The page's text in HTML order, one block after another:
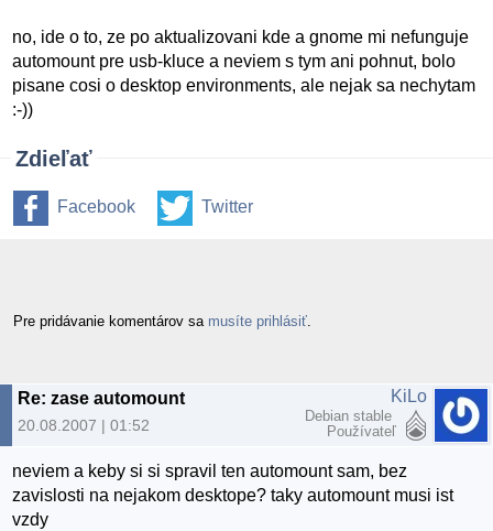
no, ide o to, ze po aktualizovani kde a gnome mi nefunguje
automount pre usb-kluce a neviem s tym ani pohnut, bolo
pisane cosi o desktop environments, ale nejak sa nechytam
:-))
Zdieľať
Facebook Twitter
Pre pridávanie komentárov sa musíte prihlásiť
Re: zase automount
20.08.2007 | 01:52
KiLo
Debian stable
Používateľ
neviem a keby si si spravil ten automount sam, bez
zavislosti na nejakom desktope? taky automount musi ist
vzdy